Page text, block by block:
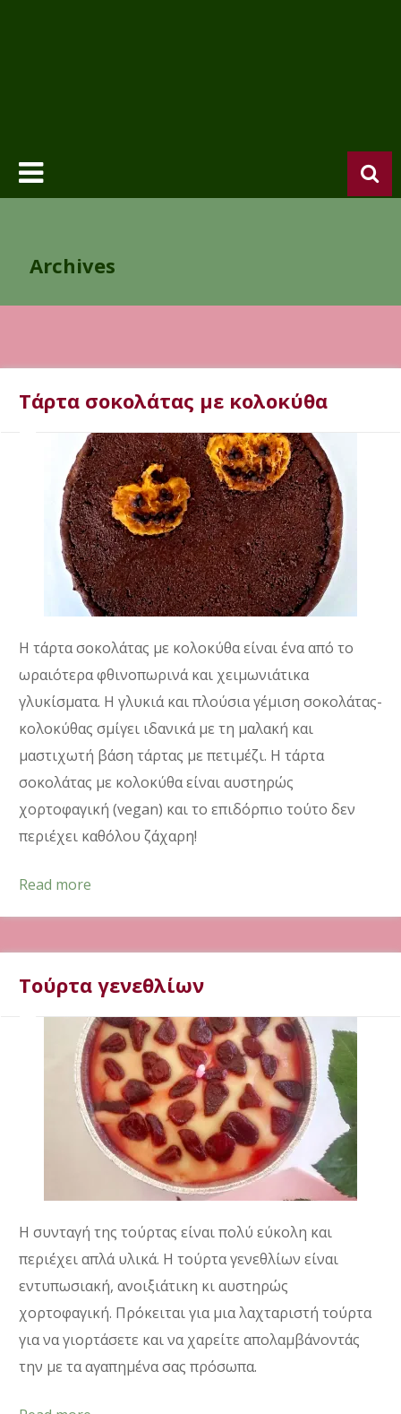
Archives
Τάρτα σοκολάτας με κολοκύθα
Η τάρτα σοκολάτας με κολοκύθα είναι ένα από το
ωραιότερα φθινοπωρινά και χειμωνιάτικα
γλυκίσματα. Η γλυκιά και πλούσια γέμιση σοκολάτας-
κολοκύθας σμίγει ιδανικά με τη μαλακή και
μαστιχωτή βάση τάρτας με πετιμέζι. Η τάρτα
σοκολάτας με κολοκύθα είναι αυστηρώς
χορτοφαγική (vegan) και το επιδόρπιο τούτο δεν
περιέχει καθόλου ζάχαρη!
Read more
Τούρτα γενεθλίων
Η συνταγή της τούρτας είναι πολύ εύκολη και
περιέχει απλά υλικά. Η τούρτα γενεθλίων είναι
εντυπωσιακή, ανοιξιάτικη κι αυστηρώς
χορτοφαγική. Πρόκειται για μια λαχταριστή τούρτα
για να γιορτάσετε και να χαρείτε απολαμβάνοντάς
την με τα αγαπημένα σας πρόσωπα.